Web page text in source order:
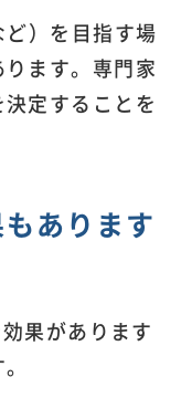
）を目指す場
ます。専門家
定することを
あります
果があります